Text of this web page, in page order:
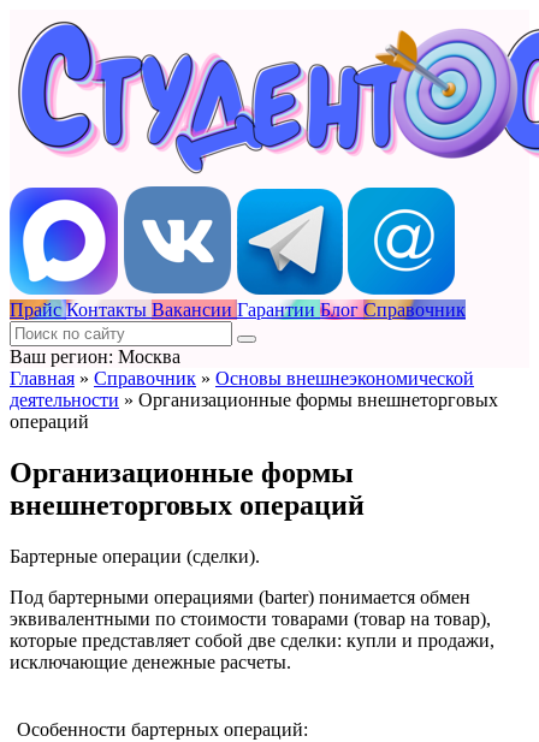
Прайс Контакты Вакансии Гарантии Блог Справочник
Ваш регион: Москва
Главная » Справочник » Основы внешнеэкономической
деятельности » Организационные формы внешнеторговых
операций
Организационные формы
внешнеторговых операций
Бартерные операции (сделки).
Под бартерными операциями (barter) понимается обмен
эквивалентными по стоимости товарами (товар на товар),
которые представляет собой две сделки: купли и продажи,
исключающие денежные расчеты.
Особенности бартерных операций: